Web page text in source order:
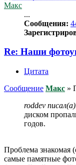
Макс
...
Сообщения:
Re: Наши
Цитата
Сообщение Макс »
roddev
диском
годов.
Проблема знакомая
самые памятные